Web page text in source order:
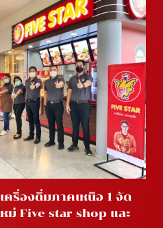
ครื่องดื่มภาคเหนือ 1 จัด
ม่ Five star shop และ